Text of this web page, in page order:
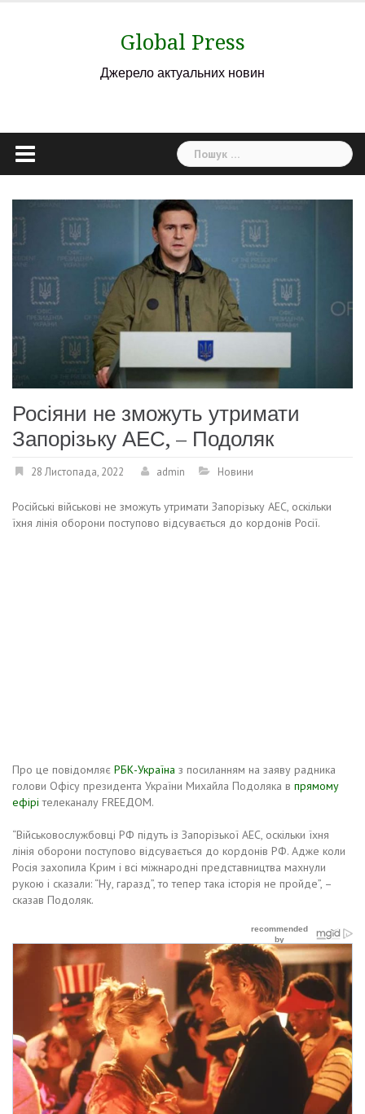
Global Press
Джерело актуальних новин
Пошук:
Росіяни не зможуть утримати
Запорізьку АЕС, – Подоляк
28 Листопада, 2022 admin Новини
Російські військові не зможуть утримати Запорізьку АЕС, оскільки
їхня лінія оборони поступово відсувається до кордонів Росії.
Про це повідомляє РБК-Україна з посиланням на заяву радника
голови Офісу президента України Михайла Подоляка в прямому
ефірі телеканалу FREEДОМ.
“Військовослужбовці РФ підуть із Запорізької АЕС, оскільки їхня
лінія оборони поступово відсувається до кордонів РФ. Адже коли
Росія захопила Крим і всі міжнародні представництва махнули
рукою і сказали: “Ну, гаразд”, то тепер така історія не пройде”, –
сказав Подоляк.